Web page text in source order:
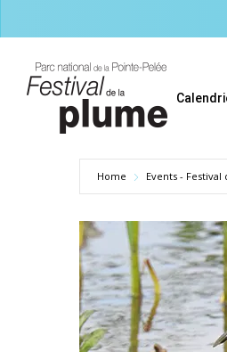
to
content
Home Events - Festival